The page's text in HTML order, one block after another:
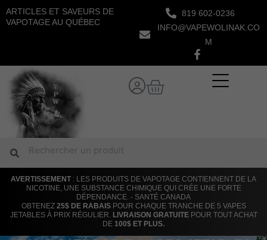
Aller
au
ARTICLES ET SAVEURS DE
VAPOTAGE AU QUÉBEC
819 602-0236
INFO@VAPEWOLINAK.CO
M
Panier
Rechercher
AVERTISSEMENT : LES PRODUITS DE VAPOTAGE CONTIENNENT DE LA
NICOTINE, UNE SUBSTANCE CHIMIQUE QUI CRÉE UNE FORTE
DÉPENDANCE. - SANTÉ CANADA
OBTENEZ 25$ DE RABAISPOUR CHAQUE TRANCHE DE 5 VAPES
JETABLES À PRIX RÉGULIER. LIVRAISON GRATUITEPOUR TOUT ACHAT
DE 100$ ET PLUS.